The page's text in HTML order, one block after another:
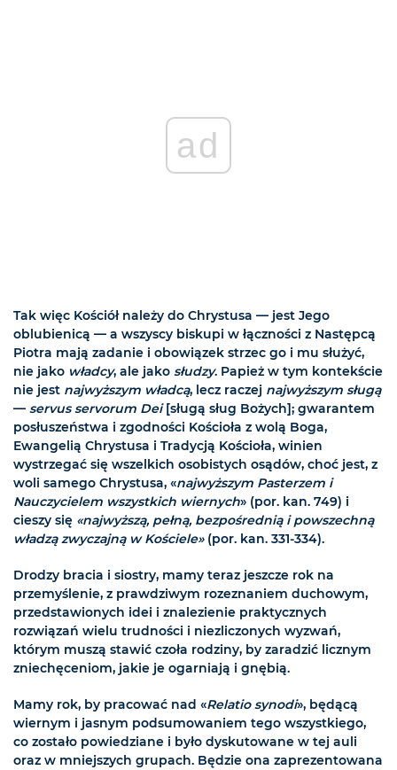
ad
Tak więc Kościół należy do Chrystusa — jest Jego
oblubienicą — a wszyscy biskupi w łączności z Następcą
Piotra mają zadanie i obowiązek strzec go i mu służyć,
nie jako władcy, ale jako słudzy. Papież w tym kontekście
nie jest najwyższym władcą, lecz raczej najwyższym sługą
— servus servorum Dei[sługą sług Bożych]; gwarantem
posłuszeństwa i zgodności Kościoła z wolą Boga,
Ewangelią Chrystusa i Tradycją Kościoła, winien
wystrzegać się wszelkich osobistych osądów, choć jest, z
woli samego Chrystusa, «najwyższym Pasterzem i
Nauczycielem wszystkich wiernych» (por. kan. 749) i
cieszy się «najwyższą, pełną, bezpośrednią i powszechną
władzą zwyczajną w Kościele»(por. kan. 331-334).
Drodzy bracia i siostry, mamy teraz jeszcze rok na
przemyślenie, z prawdziwym rozeznaniem duchowym,
przedstawionych idei i znalezienie praktycznych
rozwiązań wielu trudności i niezliczonych wyzwań,
którym muszą stawić czoła rodziny, by zaradzić licznym
zniechęceniom, jakie je ogarniają i gnębią.
Mamy rok, by pracować nad «Relatio synodi», będącą
wiernym i jasnym podsumowaniem tego wszystkiego,
co zostało powiedziane i było dyskutowane w tej auli
oraz w mniejszych grupach. Będzie ona zaprezentowana